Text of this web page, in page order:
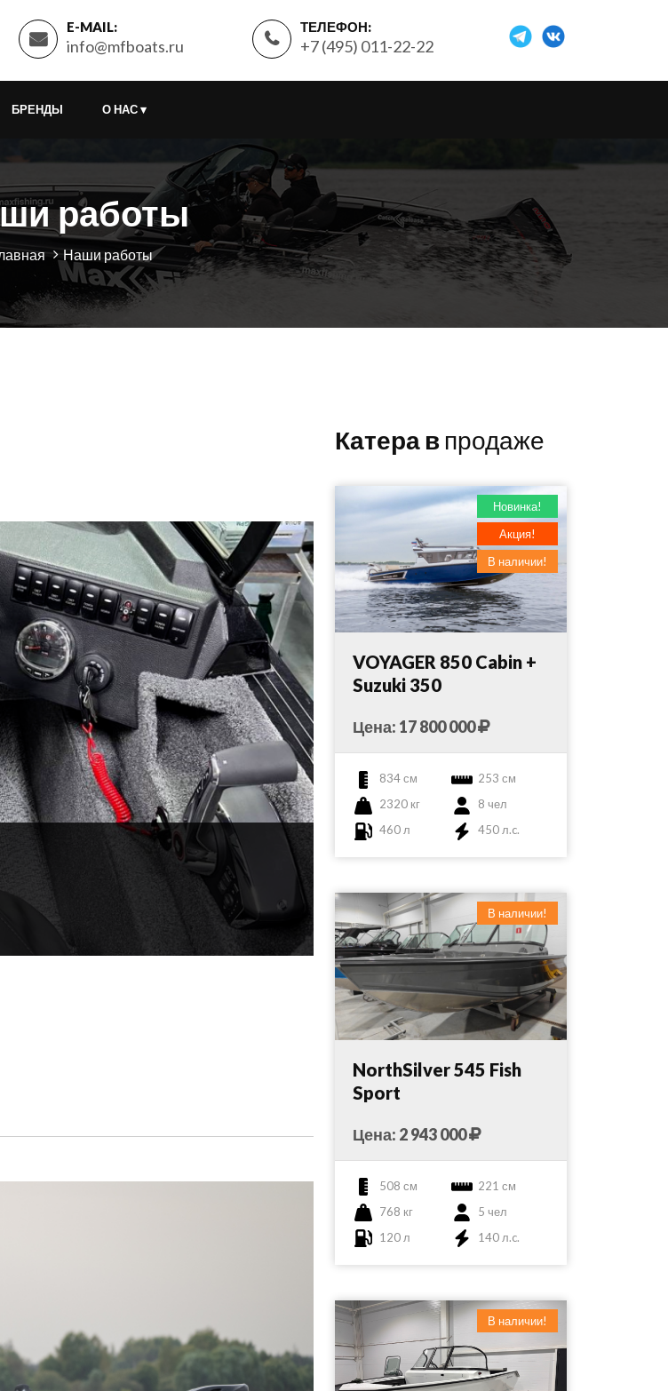
E-MAIL:
info@mfboats.ru
ТЕЛЕФОН:
+7 (495) 011-22-22
БРЕНДЫ О НАС▾
работы
Наши работы
Катера в продаже
Новинка!
Акция!
В наличии!
VOYAGER 850 Cabin +
Suzuki 350
Цена: 17 800 000
834 см
253 см
2320 кг
8 чел
460 л
450 л.c.
В наличии!
NorthSilver 545 Fish
Sport
Цена: 2 943 000
508 см
221 см
768 кг
5 чел
120 л
140 л.c.
В наличии!